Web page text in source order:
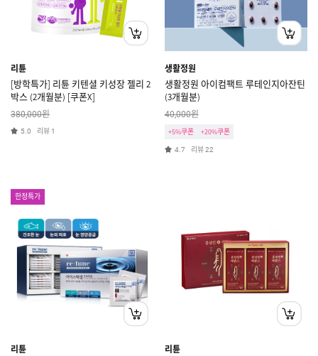
리튠
[방학특가] 리튠 키텐셜 키성장 젤리 2
박스 (2개월분) [쿠폰X]
380,000원
5.0 리뷰 1
생활정원
생활정원 아이컴팩트 루테인지아잔틴
(3개월분)
40,000원
+5%쿠폰 +20%쿠폰
4.7 리뷰22
한정특가
리튠 리튠